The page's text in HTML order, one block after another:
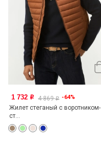
1 732 o 4 869o -64%
Жилет стеганый с воротником-
ст...